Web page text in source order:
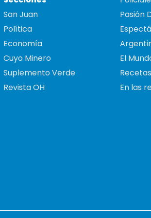
San Juan
Política
Economía
Cuyo Minero
Suplemento Verde
Revista OH
Pasión
El
Recetas
En las